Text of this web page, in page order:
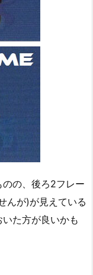
の、後ろ2フレー
んが)が見えている
た方が良いかも